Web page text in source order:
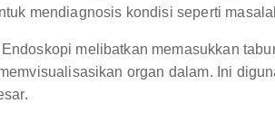
mendiagnosis kondisi seperti
Endoskopi melibatkan memasukkan
organ dalam. Ini